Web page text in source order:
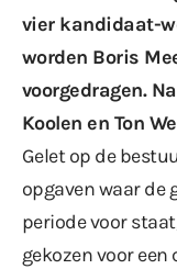
vier kandidaat-
worden Boris
voorgedragen.
Koolen en Ton
Gelet op de
opgaven waar de
periode voor
gekozen voor